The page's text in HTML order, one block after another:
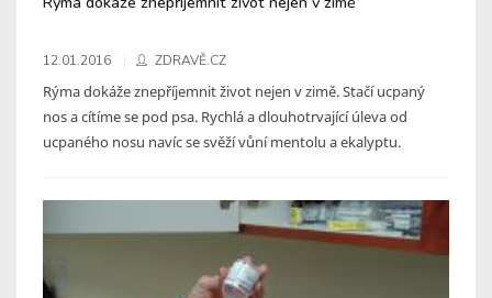
12.01.2016 ZDRAVĚ.CZ
Rýma dokáže znepříjemnit život nejen v zimě. Stačí ucpaný
nos a cítíme se pod psa. Rychlá a dlouhotrvající úleva od
ucpaného nosu navíc se svěží vůní mentolu a ekalyptu.